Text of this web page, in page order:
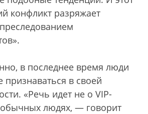
конфликт разряжает
в последнее время люди
в своей
«Речь идет не о VIP-
людях, — говорит